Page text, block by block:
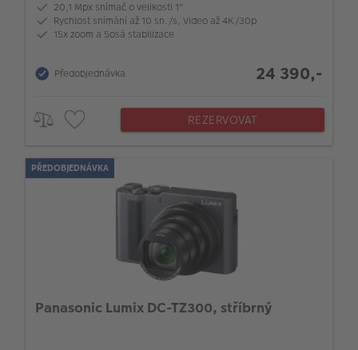
20,1 Mpx snímač o velikosti 1"
Rychlost snímání až 10 sn./s, Video až 4K/30p
15x zoom a 5osá stabilizace
Předobjednávka 24 390,-
REZERVOVAT
PŘEDOBJEDNÁVKA
Panasonic Lumix DC-TZ300, stříbrný